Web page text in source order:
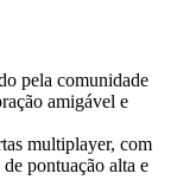
pela comunidade
amigável e
multiplayer, com
pontuação alta e